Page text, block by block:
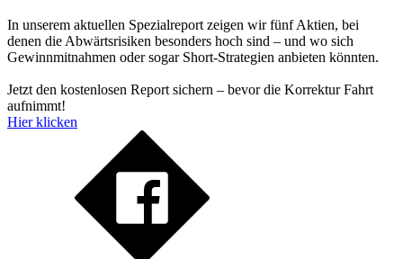
In unserem aktuellen Spezialreport zeigen wir fünf Aktien, bei
denen die Abwärtsrisiken besonders hoch sind – und wo sich
Gewinnmitnahmen oder sogar Short-Strategien anbieten könnten.
Jetzt den kostenlosen Report sichern – bevor die Korrektur Fahrt
aufnimmt!
Hier klicken